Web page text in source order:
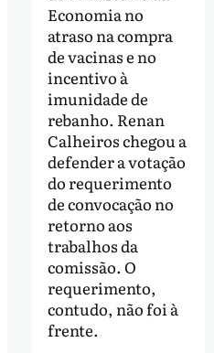
Economia no
atraso na compra
de vacinas e no
incentivo à
imunidade de
rebanho. Renan
Calheiros chegou a
defender a votação
do requerimento
de convocação no
retorno aos
trabalhos da
comissão. O
requerimento,
contudo, não foi à
frente.